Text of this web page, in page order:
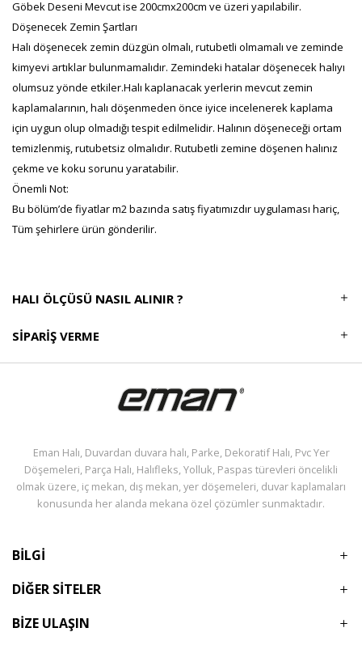
Göbek Deseni Mevcut ise 200cmx200cm ve üzeri yapılabilir.
Döşenecek Zemin Şartları
Halı döşenecek zemin düzgün olmalı, rutubetli olmamalı ve zeminde
kimyevi artıklar bulunmamalıdır. Zemindeki hatalar döşenecek halıyı
olumsuz yönde etkiler.Halı kaplanacak yerlerin mevcut zemin
kaplamalarının, halı döşenmeden önce iyice incelenerek kaplama
için uygun olup olmadığı tespit edilmelidir. Halının döşeneceği ortam
temizlenmiş, rutubetsiz olmalıdır. Rutubetli zemine döşenen halınız
çekme ve koku sorunu yaratabilir.
Önemli Not:
Bu bölüm’de fiyatlar m2 bazında satış fiyatımızdır uygulaması hariç,
Tüm şehirlere ürün gönderilir.
HALI ÖLÇÜSÜ NASIL ALINIR ?
SIPARIŞ VERME
Eman Halı, Duvardan duvara halı, Parke, Dekoratif Halı, Pvc Yer
Döşemeleri, Parça Halı, Halıfleks, Yolluk, Paspas türevleri öncelikli
olmak üzere, iç mekan, dış mekan, yer döşemeleri, duvar kaplamaları
konusunda her alanda mekana özel çözümler sunmaktadır.
BİLGİ
DİĞER SİTELER
BİZE ULAŞIN